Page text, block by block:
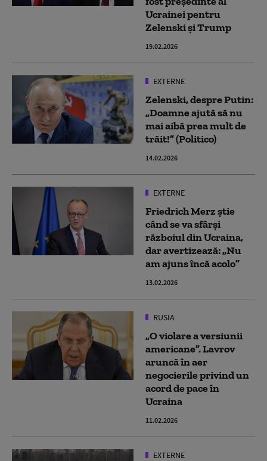
Ucrainei pentru
Zelenski și Trump
19.02.2026
EXTERNE
Zelenski, despre Putin:
„Doamne ajută să nu
mai aibă prea mult de
trăit!” (Politico)
14.02.2026
EXTERNE
Friedrich Merz știe
când se va sfârși
războiul din Ucraina,
dar avertizează: „Nu
am ajuns încă acolo”
13.02.2026
RUSIA
„O violare a versiunii
americane”. Lavrov
aruncă în aer
negocierile privind un
acord de pace în
Ucraina
11.02.2026
EXTERNE